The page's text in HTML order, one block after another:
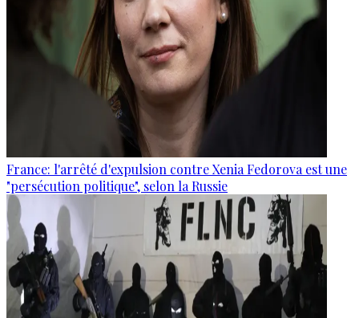
France: l'arrêté d'expulsion contre Xenia Fedorova est une
"persécution politique", selon la Russie